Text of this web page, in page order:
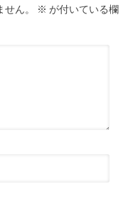
ん。 ※ が付いている欄